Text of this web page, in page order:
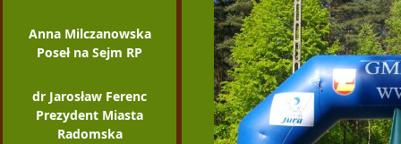
Anna Milczanowska
Poseł na Sejm RP
dr Jarosław Ferenc
Prezydent Miasta
Radomska